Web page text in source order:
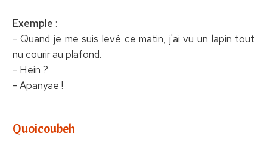
Exemple :
- Quand je me suis levé ce matin, j'ai vu un lapin tout
nu courir au plafond.
- Hein ?
- Apanyae !
Quoicoubeh